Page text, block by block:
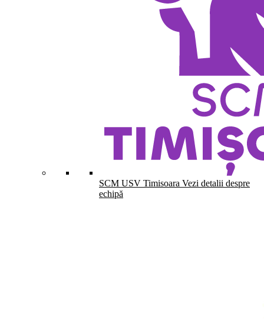
SCM USV Timisoara Vezi detalii despre
echipă